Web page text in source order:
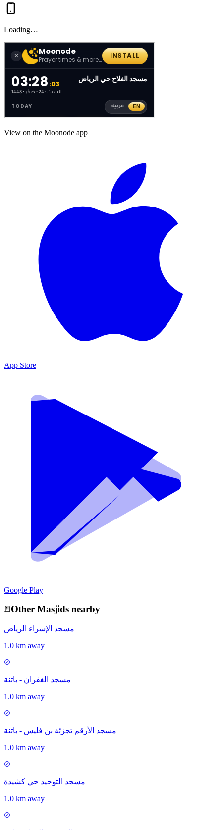
Loading…
View on the Moonode app
App Store
Google Play
Other Masjids nearby
مسجد الإسراء الرياض
1.0 km away
مسجد الغفران - باتنة
1.0 km away
مسجد الأرقم تجزئة بن فليس - باتنة
1.0 km away
مسجد التوحيد حي كشيدة
1.0 km away